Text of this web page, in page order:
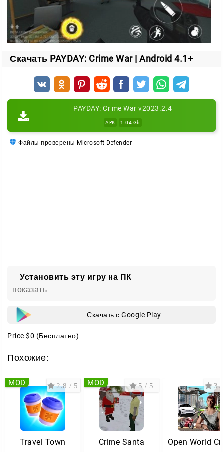
Скачать PAYDAY: Crime War | Android 4.1+
PAYDAY: Crime War v2023.2.4
APK 1.04 Gb
Файлы проверены Microsoft Defender
Установить эту игру на ПК
показать
Скачать с Google Play
Price $0 (Бесплатно)
Похожие:
Travel Town
2.8 / 5
MOD
Crime Santa
5 / 5
MOD